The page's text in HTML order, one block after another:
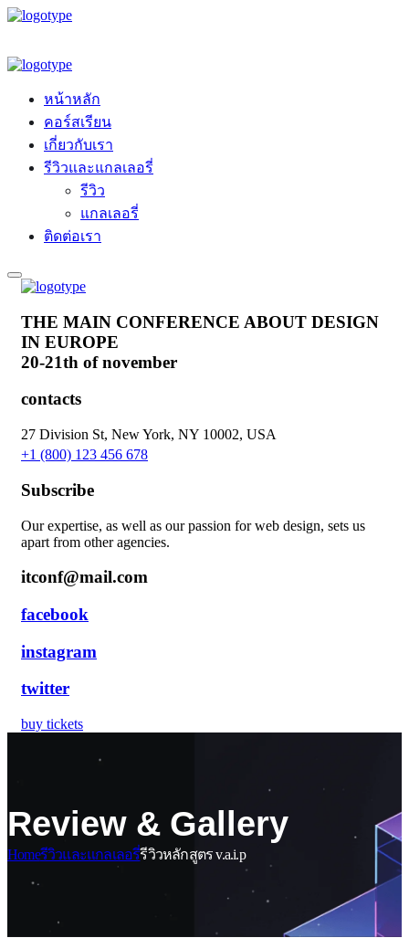
หน้าหลัก
คอร์สเรียน
เกี่ยวกับเรา
รีวิวและแกลเลอรี่
รีวิว
แกลเลอรี่
ติดต่อเรา
THE MAIN CONFERENCE ABOUT DESIGN
IN EUROPE
20-21th of november
contacts
27 Division St, New York, NY 10002, USA
+1 (800) 123 456 678
Subscribe
Our expertise, as well as our passion for web design, sets us
apart from other agencies.
itconf@mail.com
facebook
instagram
twitter
buy tickets
Review & Gallery
Homeรีวิวและแกลเลอรี่รีวิวหลักสูตร v.a.i.p